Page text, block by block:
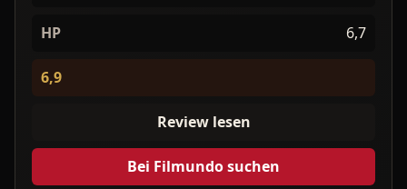
HP 6,7
6,9
Review lesen
Bei Filmundo suchen